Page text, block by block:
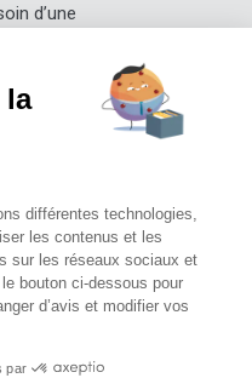
d’une
nous.
90 90
promo
la
différentes technologies,
les contenus et les
sur les réseaux sociaux et
bouton ci-dessous pour
d’avis et modifier vos
par